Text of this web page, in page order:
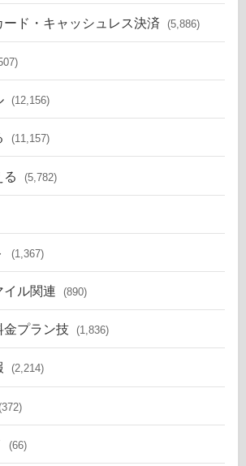
ード・キャッシュレス決済 (5,886)
(12,156)
(11,157)
る (5,782)
(1,367)
イル関連 (890)
金プラン技 (1,836)
(2,214)
(66)